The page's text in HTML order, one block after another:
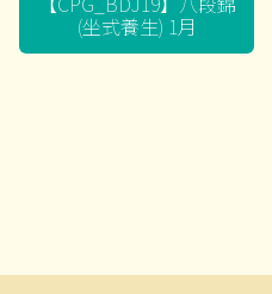
(坐式養生) 1月